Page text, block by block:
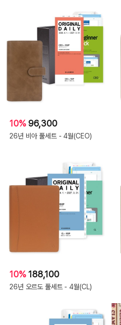
10% 96,300
26년 비아 풀세트 - 4월(CEO)
10% 188,100
26년 오르도 풀세트 - 4월(CL)